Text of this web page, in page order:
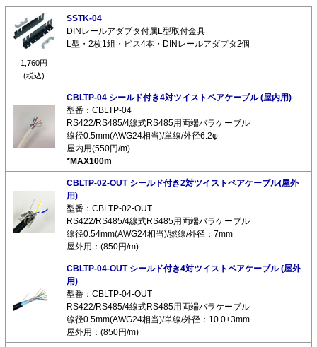
1,760円
(税込)
SSTK-04
DINレールアダプタ付属L型取付金具
L型・2枚1組・ビス4本・DINレールアダプタ2個
CBLTP-04 シールド付き4対ツイストペアケーブル (屋内用)
型番：CBLTP-04
RS422/RS485/4線式RS485用両端バラケーブル
線径0.5mm(AWG24相当)/単線/外径6.2φ
屋内用(550円/m)
*MAX100m
CBLTP-02-OUT シールド付き2対ツイストペアケーブル(屋外
用)
型番：CBLTP-02-OUT
RS422/RS485/4線式RS485用両端バラケーブル
線径0.54mm(AWG24相当)/撚線/外径：7mm
屋外用：(850円/m)
CBLTP-04-OUT シールド付き4対ツイストペアケーブル (屋外
用)
型番：CBLTP-04-OUT
RS422/RS485/4線式RS485用両端バラケーブル
線径0.5mm(AWG24相当)/単線/外径：10.0±3mm
屋外用：(850円/m)